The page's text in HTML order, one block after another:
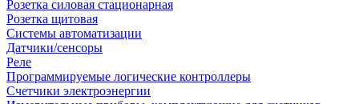
Розетка силовая стационарная
Розетка щитовая
Системы автоматизации
Датчики/сенсоры
Реле
Программируемые логические контроллеры
Счетчики электроэнергии